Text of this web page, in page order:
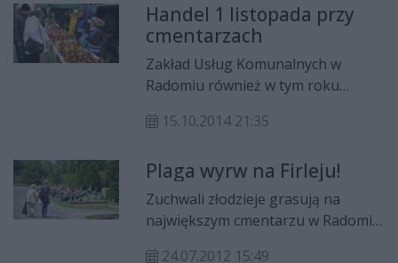
Handel 1 listopada przy
cmentarzach
Zakład Usług Komunalnych w
Radomiu również w tym roku
rejonie nekropolii przy ulicach Ofiar
Dębowej w okresie od 31
października do 2 listopada. Miejsca
handlowe zostaną przydzielone w
ramach konkursu ofert. Podobnie,
jak w ubiegłym roku, ZUK ograniczy
15.10.2014 21:35
Plaga wyrw na Firleju!
Zuchwali złodzieje grasują na
największym cmentarzu w Radomiu!
24.07.2012 15:49